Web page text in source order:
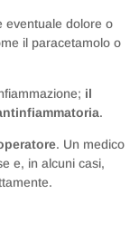
eventuale dolore o
il paracetamolo o
il
.
. Un medico
e, in alcuni casi,